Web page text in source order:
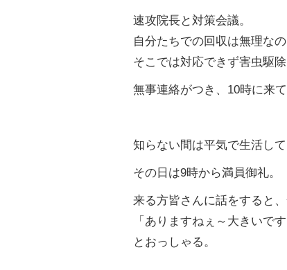
速攻院長と対策会議。
自分たちでの回収は無理なの
そこでは対応できず害虫駆
無事連絡がつき、 10時に来
知らない間は平気で生活し
その日は9時から満員御礼。
来る方皆さんに話をすると
「ありますねぇ～大きいです
とおっしゃる。